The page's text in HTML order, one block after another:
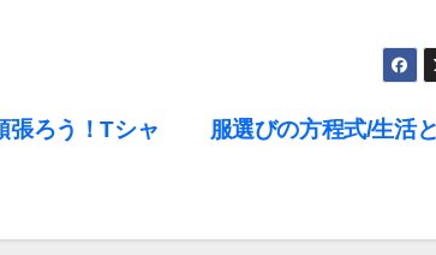
服選びの方程式/生活
ろう！Tシャ